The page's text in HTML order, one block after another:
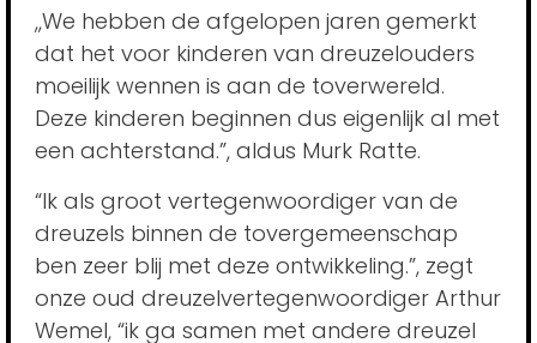
,,We hebben de afgelopen jaren gemerkt
dat het voor kinderen van dreuzelouders
moeilijk wennen is aan de toverwereld.
Deze kinderen beginnen dus eigenlijk al met
een achterstand.”, aldus Murk Ratte.
“Ik als groot vertegenwoordiger van de
dreuzels binnen de tovergemeenschap
ben zeer blij met deze ontwikkeling.”, zegt
onze oud dreuzelvertegenwoordiger Arthur
Wemel, “ik ga samen met andere dreuzel